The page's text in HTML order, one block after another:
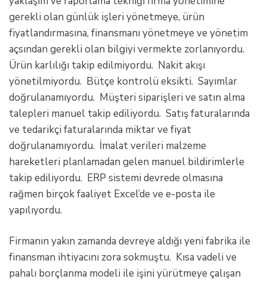
gerekli olan günlük işleri yönetmeye, ürün
fiyatlandırmasına, finansmanı yönetmeye ve yönetim
açsından gerekli olan bilgiyi vermekte zorlanıyordu.
Ürün karlılığı takip edilmiyordu. Nakit akışı
yönetilmiyordu. Bütçe kontrolü eksikti. Sayımlar
doğrulanamıyordu. Müşteri siparişleri ve satın alma
talepleri manuel takip ediliyordu. Satış faturalarında
ve tedarikçi faturalarında miktar ve fiyat
doğrulanamıyordu. İmalat verileri malzeme
hareketleri planlamadan gelen manuel bildirimlerle
takip ediliyordu. ERP sistemi devrede olmasına
rağmen birçok faaliyet Excel’de ve e-posta ile
yapılıyordu.
Firmanın yakın zamanda devreye aldığı yeni fabrika ile
finansman ihtiyacını zora sokmuştu. Kısa vadeli ve
pahalı borçlanma modeli ile işini yürütmeye çalışan